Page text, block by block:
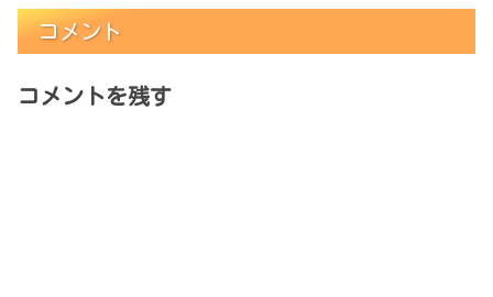
コメント
コメントを残す